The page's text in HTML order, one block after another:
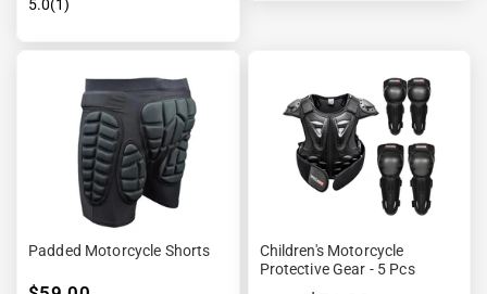
5.0(1)
Padded Motorcycle Shorts
Children's Motorcycle
Protective Gear - 5 Pcs